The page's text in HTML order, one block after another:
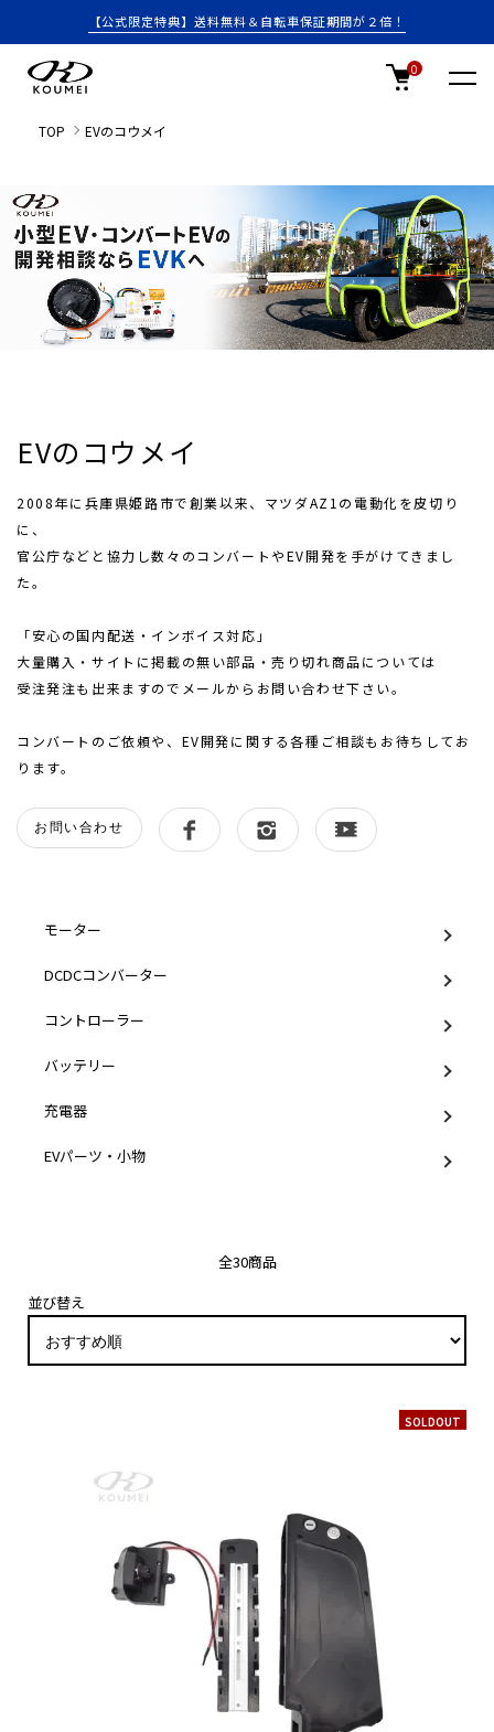
【公式限定特典】送料無料＆自転車保証期間が２倍！
0
TOP EVのコウメイ
EVのコウメイ
2008年に兵庫県姫路市で創業以来、マツダAZ1の電動化を皮切り
に、
官公庁などと協力し数々のコンバートやEV開発を手がけてきまし
た。
「安心の国内配送・インボイス対応」
大量購入・サイトに掲載の無い部品・売り切れ商品については
受注発注も出来ますのでメールからお問い合わせ下さい。
コンバートのご依頼や、EV開発に関する各種ご相談もお待ちしてお
ります。
お問い合わせ
グループ一覧
モーター
DCDCコンバーター
コントローラー
バッテリー
充電器
EVパーツ・小物
全30商品
並び替え
SOLDOUT